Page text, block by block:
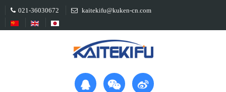
021-36030672 kaitekifu@kuken-cn.com